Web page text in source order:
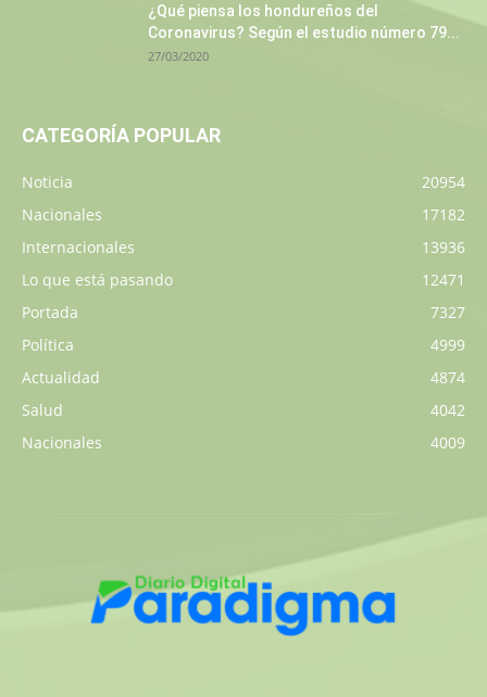
¿Qué piensa los hondureños del
Coronavirus? Según el estudio número 79...
27/03/2020
CATEGORÍA POPULAR
Noticia
20954
Nacionales
17182
Internacionales
13936
Lo que está pasando
12471
Portada
7327
Política
4999
Actualidad
4874
Salud
4042
Nacionales
4009